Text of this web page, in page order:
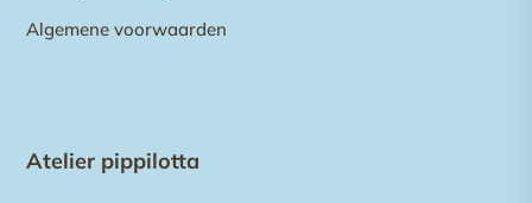
Algemene voorwaarden
Atelier pippilotta